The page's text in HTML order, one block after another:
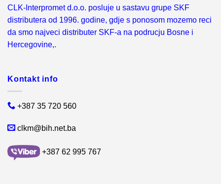
CLK-Interpromet d.o.o. posluje u sastavu grupe SKF
distributera od 1996. godine, gdje s ponosom mozemo reci
da smo najveci distributer SKF-a na podrucju Bosne i
Hercegovine,.
Kontakt info
+387 35 720 560
clkm@bih.net.ba
+387 62 995 767